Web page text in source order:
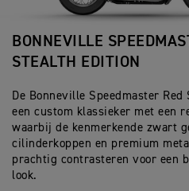
BONNEVILLE
STEALTH EDITION
De Bonneville Speedmaster
een custom klassieker met een
waarbij de kenmerkende zwart
cilinderkoppen en premium
prachtig contrasteren voor een
look.